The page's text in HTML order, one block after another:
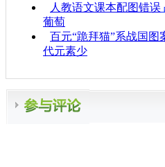
人教语文课本配图错误
葡萄
百元“跪拜猫”系战国图
代元素少